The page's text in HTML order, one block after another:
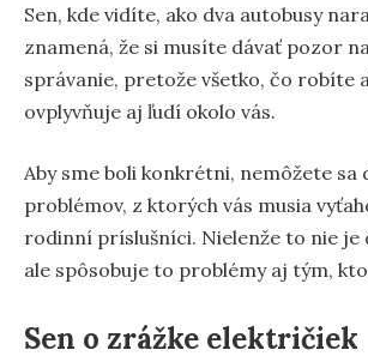
Sen, kde vidíte, ako dva autobusy
znamená, že si musíte dávať pozor
správanie, pretože všetko, čo robíte
ovplyvňuje aj ľudí okolo vás.
Aby sme boli konkrétni, nemôžete sa
problémov, z ktorých vás musia
rodinní príslušníci. Nielenže to nie je
ale spôsobuje to problémy aj tým,
Sen o zrážke električiek